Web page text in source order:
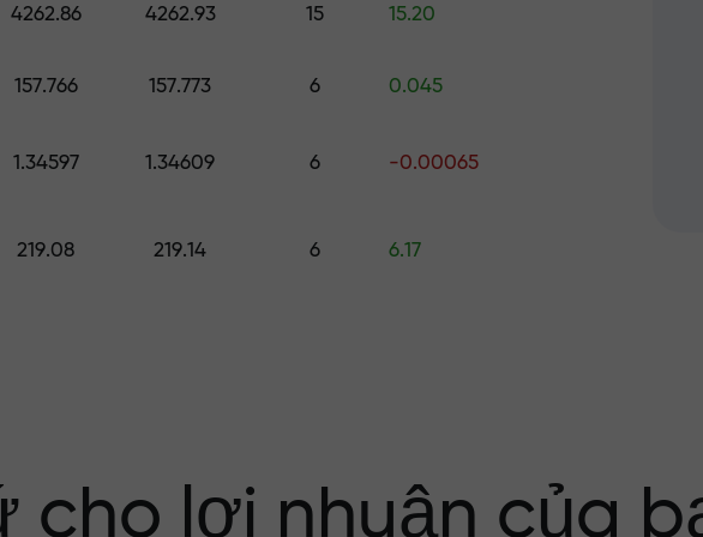
rủi ro — chúng tôi
của bạn
trên thị trường
4262.86 4262.93 15 15.20
157.766 157.773 6 0.045
1.34597 1.34609 6 -0.00065
219.08 219.14 6 6.17
cho lợi nhuận của